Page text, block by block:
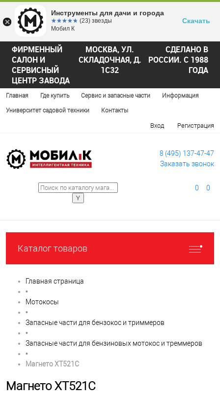
ФИРМЕННЫЙ
САЛОН И
СЕРВИСНЫЙ
ЦЕНТР ЗАВОДА
МОСКВА, УЛ.
СКЛАДОЧНАЯ, Д.
1С32
СДЕЛАНО В
РОССИИ. С 1988
ГОДА
Главная Где купить Сервис и запасные части Информация
Университет садовой техники Контакты
Вход Регистрация
8 (495) 137-47-47
Заказать звонок
0 0
Каталог товаров
Главная страница
•
Мотокосы
•
Запасные части для бензокос и триммеров
•
Запасные части для бензиновых мотокос и треммеров
•
Магнето XT521C
Магнето XT521C
Инструменты для дачи и города
☆☆☆☆☆
★★★★★ (23) звезды
Мобил К
Скачать